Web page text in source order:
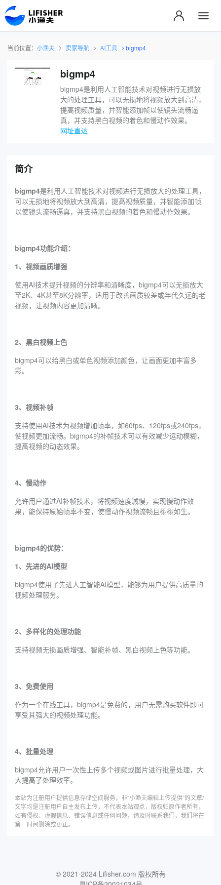
当前位置： 小渔夫 卖家导航 AI工具 bigmp4
bigmp4
bigmp4是利用人工智能技术对视频进行无损放
大的处理工具，可以无损地将视频放大到高清，
提高视频质量，并智能添加帧以使镜头流畅逼
真，并支持黑白视频的着色和慢动作效果。
网址直达
简介
bigmp4是利用人工智能技术对视频进行无损放大的处理工具，
可以无损地将视频放大到高清，提高视频质量，并智能添加帧
以使镜头流畅逼真，并支持黑白视频的着色和慢动作效果。
bigmp4功能介绍：
1、视频画质增强
使用AI技术提升视频的分辨率和清晰度，bigmp4可以无损放大
至2K、4K甚至8K分辨率，适用于改善画质较差或年代久远的老
视频，让视频内容更加清晰。
2、黑白视频上色
bigmp4可以给黑白或单色视频添加颜色，让画面更加丰富多
彩。
3、视频补帧
支持使用AI技术为视频增加帧率，如60fps、120fps或240fps，
使视频更加流畅。bigmp4的补帧技术可以有效减少运动模糊，
提高视频的动态效果。
4、慢动作
允许用户通过AI补帧技术，将视频速度减慢，实现慢动作效
果，能保持原始帧率不变，使慢动作视频流畅且栩栩如生。
bigmp4的优势：
1、先进的AI模型
bigmp4使用了先进人工智能AI模型，能够为用户提供高质量的
视频处理服务。
2、多样化的处理功能
支持视频无损画质增强、智能补帧、黑白视频上色等功能。
3、免费使用
作为一个在线工具，bigmp4是免费的，用户无需购买软件即可
享受其强大的视频处理功能。
4、批量处理
bigmp4允许用户一次性上传多个视频或图片进行批量处理，大
大提高了处理效率。
本站为注册用户提供信息存储空间服务，非“小渔夫编辑上传提供”的文章/
文字均是注册用户自主发布上传，不代表本站观点，版权归原作者所有，
如有侵权、虚假信息、错误信息或任何问题，请及时联系我们，我们将在
第一时间删除或更正。
© 2021-2024 Lifisher.com 版权所有